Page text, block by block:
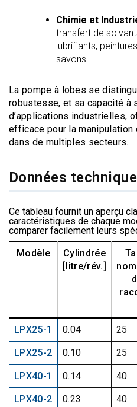
Chimie et
transfert de
lubrifiants,
savons.
La pompe à lobes se
robustesse, et sa capacité à
d’applications industrielles,
efficace pour la
dans de multiples secteurs.
Données
Ce tableau fournit un aperçu
caractéristiques de chaque
comparer facilement leurs
Modèle
Cylindrée
[litre/rév.]
LPX25-1 0.04 25
LPX25-2 0.10 25
LPX40-1 0.14 40
LPX40-2 0.23 40